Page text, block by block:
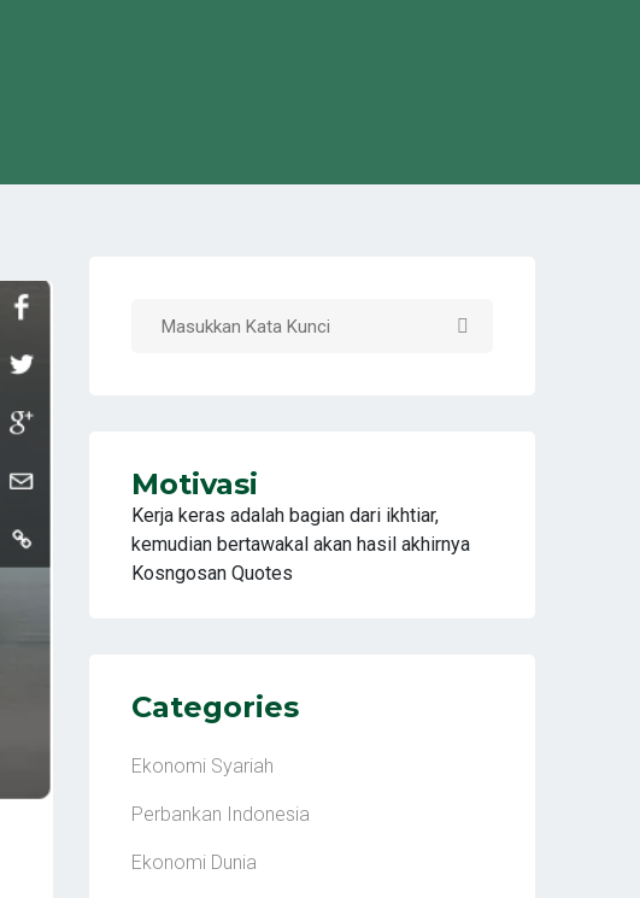
Motivasi
Kerja keras adalah bagian dari ikhtiar,
kemudian bertawakal akan hasil akhirnya
Kosngosan Quotes
Categories
Ekonomi Syariah
Perbankan Indonesia
Ekonomi Dunia